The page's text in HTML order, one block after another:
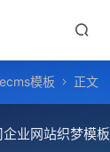
模板 正文
业网站织梦模板